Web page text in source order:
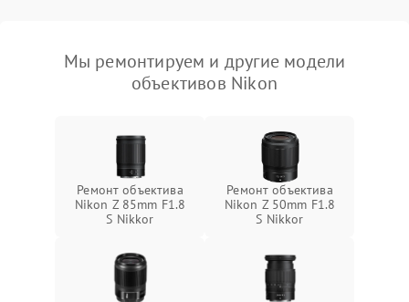
Мы ремонтируем и другие модели
объективов Nikon
Ремонт объектива
Nikon Z 85mm F1.8
S Nikkor
Ремонт объектива
Nikon Z 50mm F1.8
S Nikkor